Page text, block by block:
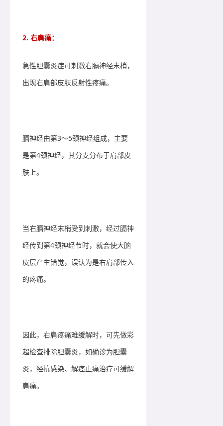
2. 右肩痛：
急性胆囊炎症可刺激右膈神经末梢，
出现右肩部皮肤反射性疼痛。
膈神经由第3～5颈神经组成，主要
是第4颈神经，其分支分布于肩部皮
肤上。
当右膈神经末梢受到刺激，经过膈神
经传到第4颈神经节时，就会使大脑
皮层产生错觉，误认为是右肩部传入
的疼痛。
因此，右肩疼痛难缓解时，可先做彩
超检查排除胆囊炎，如确诊为胆囊
炎，经抗感染、解痉止痛治疗可缓解
肩痛。